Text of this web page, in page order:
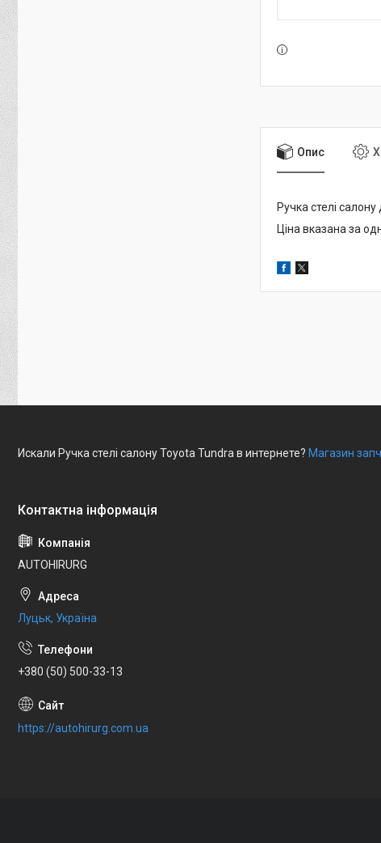
Опис
Ручка стелі
Ціна вказана за
Искали Ручка стелі салону Toyota Tundra в интернете? Магазин
AUTOHIRURG
Луцьк, Україна
+380 (50) 500-33-13
https://autohirurg.com.ua